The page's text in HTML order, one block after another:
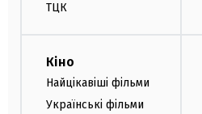
ТЦК
Кіно
Найцікавіші фільми
Українські фільми